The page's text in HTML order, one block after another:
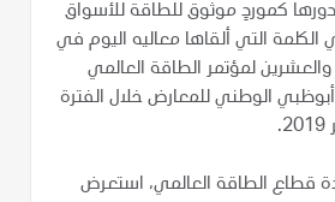
كموردٍ موثوق للطاقة للأسواق
الكلمة التي ألقاها معاليه اليوم في
والعشرين لمؤتمر الطاقة العالمي
الوطني للمعارض خلال الفترة
قطاع الطاقة العالمي، استعرض